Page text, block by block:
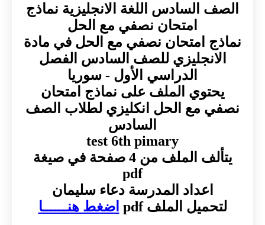
الصف السادس اللغة الانجليزية نماذج
امتحان نصفي مع الحل
نماذج امتحان نصفي مع الحل في مادة
الانجليزي للصف السادس الفصل
الدراسي الأول - سوريا
يحتوي الملف على نماذج امتحان
نصفي مع الحل انكليزي لطلاب الصف
السادس
test 6th pimary
يتألف الملف من 4 صفحة في صيغة
pdf
اعداد المدرسة دعاء سليمان
لتحميل الملف pdf
اضغط هنــــــا